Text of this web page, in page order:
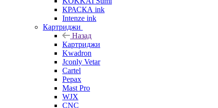
КРАСКА ink
Intenze ink
Картриджи
Назад
Картриджи
Kwadron
Jconly Vetar
Cartel
Pepax
Mast Pro
WJX
CNC